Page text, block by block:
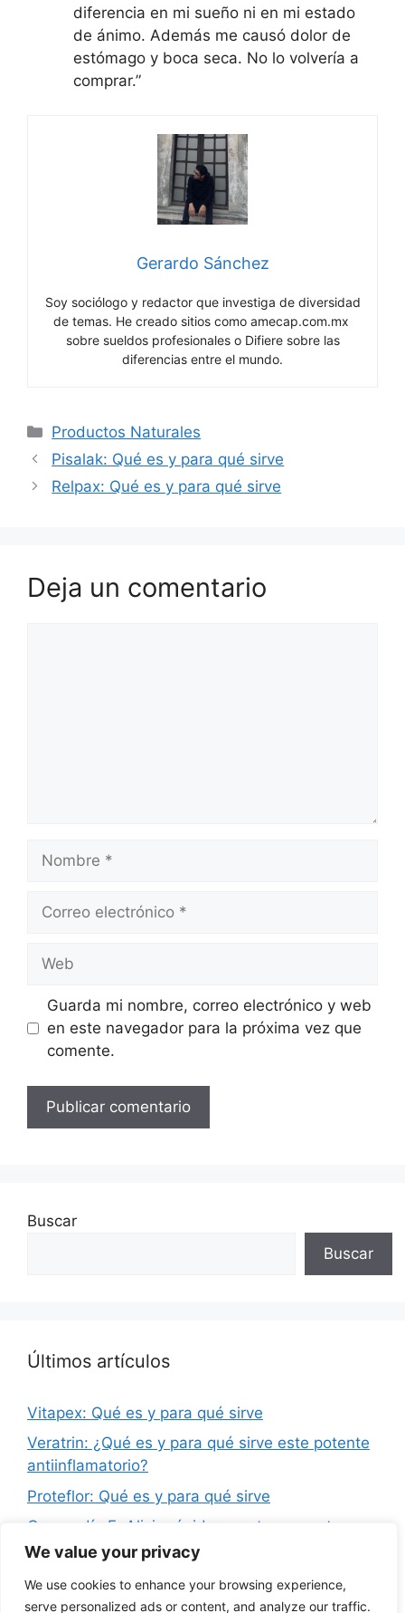
We value your privacy
We use cookies to enhance your browsing experience,
serve personalized ads or content, and analyze our traffic.
diferencia en mi sueño ni en mi estado
de ánimo. Además me causó dolor de
estómago y boca seca. No lo volvería a
comprar.”
Gerardo Sánchez
Soy sociólogo y redactor que investiga de diversidad
de temas. He creado sitios como amecap.com.mx
sobre sueldos profesionales o Difiere sobre las
diferencias entre el mundo.
Categorías
Productos Naturales
Pisalak: Qué es y para qué sirve
Relpax: Qué es y para qué sirve
Deja un comentario
Nombre
Correo
Web
Guarda mi nombre, correo electrónico y web
en este navegador para la próxima vez que
comente.
Buscar
Buscar
Últimos artículos
Vitapex: Qué es y para qué sirve
Veratrin: ¿Qué es y para qué sirve este potente
antiinflamatorio?
Proteflor: Qué es y para qué sirve
Graneodín F: Alivio rápido para tu garganta
Simiblock Ultra Max 100: Qué es y para qué
sirve